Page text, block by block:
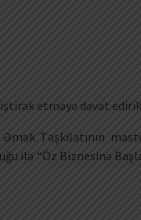
etməyə dəvət
Təşkilatının
ilə “Öz Biznesinə